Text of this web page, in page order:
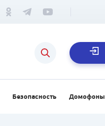
Безопасность Домофоны